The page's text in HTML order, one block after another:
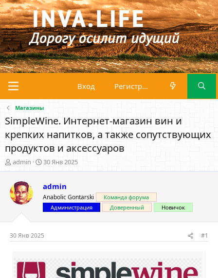
Вход Регистрация
Магазины
SimpleWine. Интернет-магазин вин и
крепких напитков, а также сопутствующих
продуктов и аксессуаров
А
в
о
р
т
м
ы
admin
Д
а
а
н
а
ч
а
л
а
30 Янв 2025
admin
Anabolic Gontarski
Команда форума
Администрация
Доверенный Новичок
30 Янв 2025 #1